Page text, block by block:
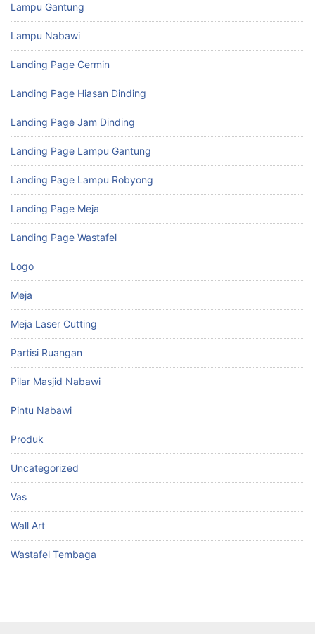
Lampu Gantung
Lampu Nabawi
Landing Page Cermin
Landing Page Hiasan Dinding
Landing Page Jam Dinding
Landing Page Lampu Gantung
Landing Page Lampu Robyong
Landing Page Meja
Landing Page Wastafel
Logo
Meja
Meja Laser Cutting
Partisi Ruangan
Pilar Masjid Nabawi
Pintu Nabawi
Produk
Uncategorized
Vas
Wall Art
Wastafel Tembaga